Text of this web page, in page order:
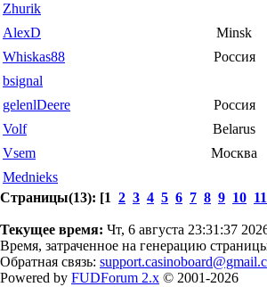
Zhurik
AlexD
Minsk
Whiskas88
Россия
bsignal
gelenlDeere
Россия
Volf
Belarus
Vsem
Москва
Mednieks
Страницы(13): [1 2 3 4 5 6 7 8 9 10 11
Текущее время: Чт, 6 августа 23:31:37
Время, затраченное на генерацию
Обратная связь:
Powered by FUDForum 2.x © 2001-2026